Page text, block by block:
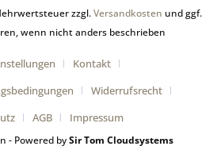
zzgl.Versandkosten und ggf.
wenn nicht anders beschrieben
Kontakt
Widerrufsrecht
AGB Impressum
- Powered bySir Tom Cloudsystems